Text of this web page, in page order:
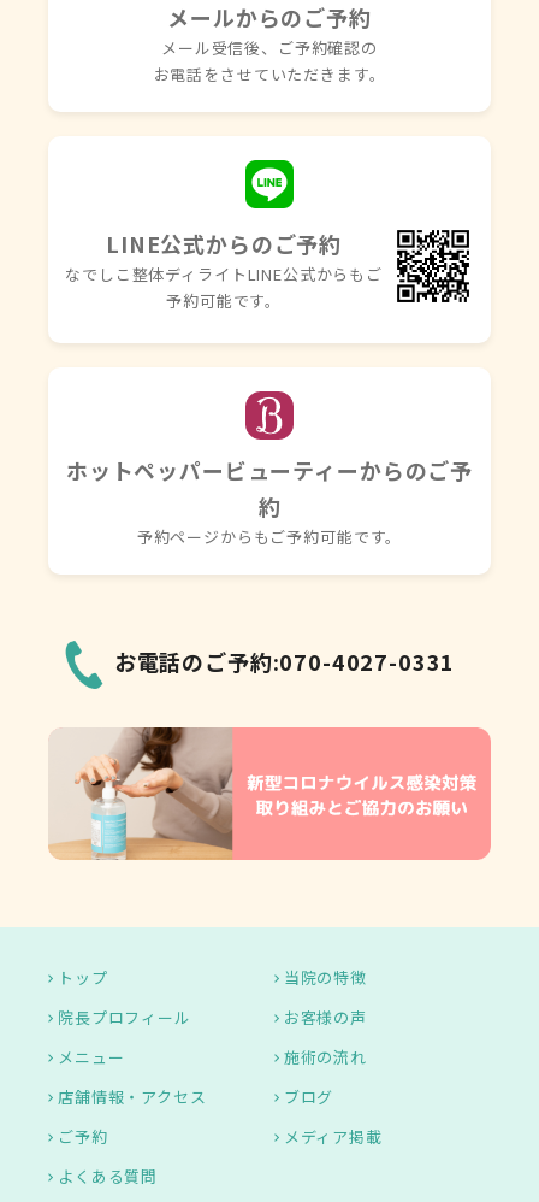
メールからのご予約
メール受信後、ご予約確認の
お電話をさせていただきます。
LINE公式からのご予約
なでしこ整体ディライトLINE公式からもご
予約可能です。
ホットペッパービューティーからのご予
約
予約ページからもご予約可能です。
お電話のご予約:070-4027-0331
トップ
当院の特徴
院長プロフィール
お客様の声
メニュー
施術の流れ
店舗情報・アクセス
ブログ
ご予約
メディア掲載
よくある質問